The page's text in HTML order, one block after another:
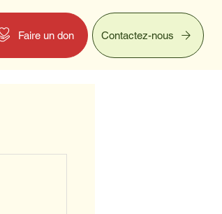
Faire un don Contactez-nous